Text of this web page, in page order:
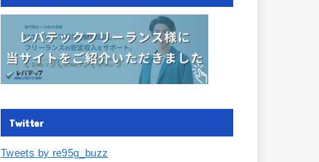
Twitter
Tweets by re95g_buzz